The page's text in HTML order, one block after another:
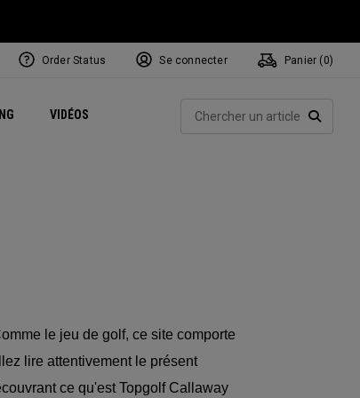
VIDÉOSExclusive Mavrik Complete Sets
Exclusivités - Balles de Golf
NEW Headwear
Women's Golf Balls
Exclusivités - Accessoires
Régionaux
Order Status Se connecter Panier ( 0)
le jeu de golf, ce site comporte
lire attentivement le présent
ce qu'est Topgolf Callaway